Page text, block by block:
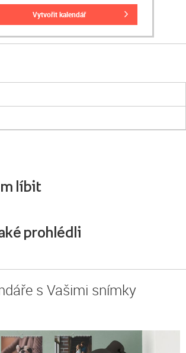
vytvořit kalendář
líbit
prohlédli
s Vašimi snímky